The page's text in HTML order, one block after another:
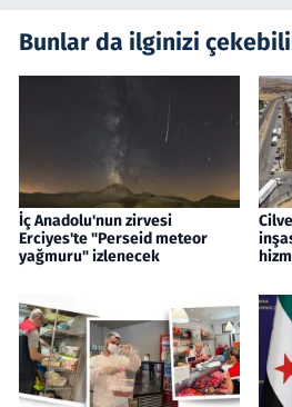
Bunlar da ilginizi
İç Anadolu'nun zirvesi
Erciyes'te "Perseid meteor
yağmuru" izlenecek